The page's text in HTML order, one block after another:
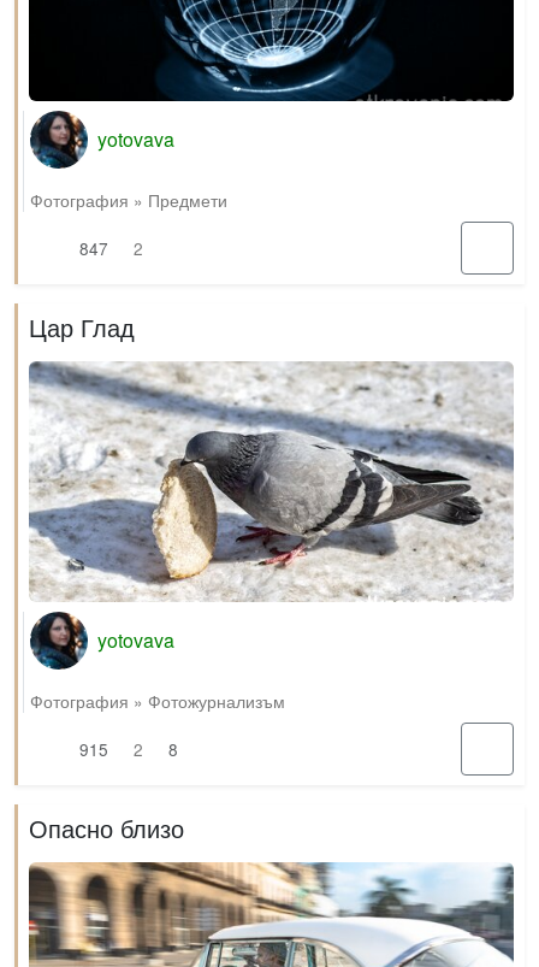
yotovava
Фотография » Предмети
847
2
Цар Глад
yotovava
Фотография » Фотожурнализъм
915
2 8
Опасно близо